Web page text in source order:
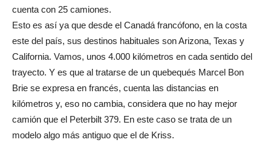
cuenta con 25 camiones.
Esto es así ya que desde el Canadá francófono, en la costa
este del país, sus destinos habituales son Arizona, Texas y
California. Vamos, unos 4.000 kilómetros en cada sentido del
trayecto. Y es que al tratarse de un quebequés Marcel Bon
Brie se expresa en francés, cuenta las distancias en
kilómetros y, eso no cambia, considera que no hay mejor
camión que el Peterbilt 379. En este caso se trata de un
modelo algo más antiguo que el de Kriss.